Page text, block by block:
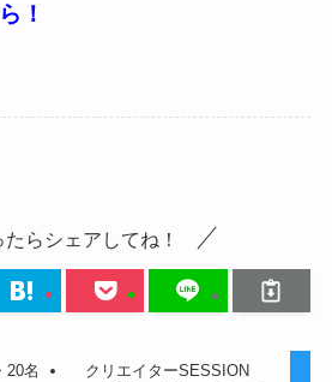
！
たらシェアしてね！
20名
クリエイターSESSION